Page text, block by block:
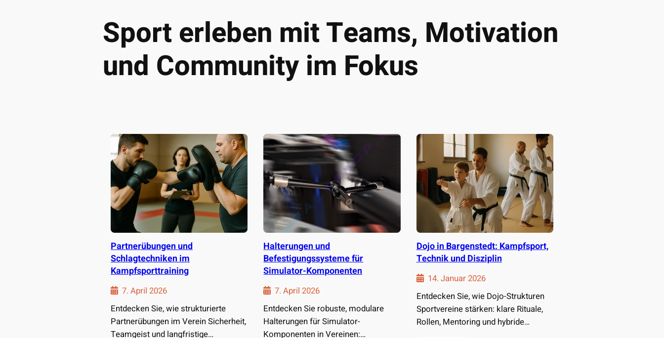
Sport erleben mit Teams, Motivation
und Community im Fokus
Partnerübungen und
Schlagtechniken im
Kampfsporttraining
7. April 2026
Entdecken Sie, wie strukturierte
Partnerübungen im Verein Sicherheit,
Teamgeist und langfristige
Halterungen und
Befestigungssysteme für
Simulator-Komponenten
7. April 2026
Entdecken Sie robuste, modulare
Halterungen für Simulator-
Komponenten in Vereinen:
Dojo in Bargenstedt: Kampfsport,
Technik und Disziplin
14. Januar 2026
Entdecken Sie, wie Dojo-Strukturen
Sportvereine stärken: klare Rituale,
Rollen, Mentoring und hybride